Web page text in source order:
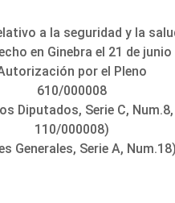
a la seguridad y la
en Ginebra el 21 de junio
por el Pleno
610/000008
Diputados, Serie C, Num.8,
110/000008)
Generales, Serie A, Num.18)